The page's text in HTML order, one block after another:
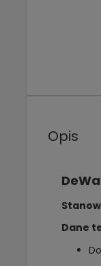
Opis
Dane